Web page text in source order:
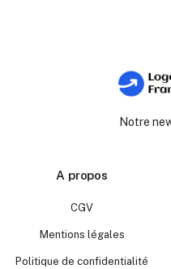
Notre
A propos
CGV
Mentions légales
Politique de confidentialité